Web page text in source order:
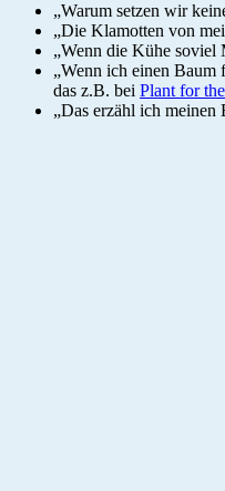
„Warum setzen wir
„Die Klamotten von
„Wenn die Kühe soviel
„Wenn ich einen
das z.B. bei Plant for
„Das erzähl ich